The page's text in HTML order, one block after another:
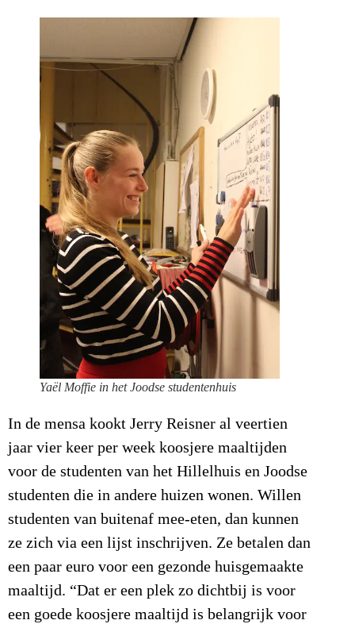
Yaël Moffie in het Joodse studentenhuis
In de mensa kookt Jerry Reisner al veertien
jaar vier keer per week koosjere maaltijden
voor de studenten van het Hillelhuis en Joodse
studenten die in andere huizen wonen. Willen
studenten van buitenaf mee-eten, dan kunnen
ze zich via een lijst inschrijven. Ze betalen dan
een paar euro voor een gezonde huisgemaakte
maaltijd. “Dat er een plek zo dichtbij is voor
een goede koosjere maaltijd is belangrijk voor